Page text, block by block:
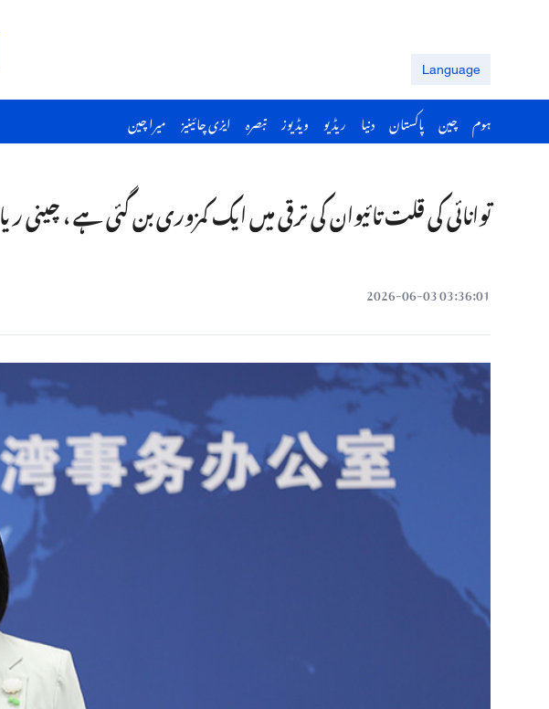
Language
ہوم چین پاکستان دنیا ریڈیو ویڈیوز تبصرہ ایزی چائینیز میرا چین
توانائی کی قلت تائیوان کی ترقی میں ایک کمزوری بن گئی ہے ، چینی
03:36:01 2026-06-03